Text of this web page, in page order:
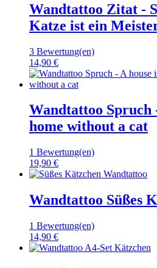
Wandtattoo Zitat -
Katze ist ein
3 Bewertung(en)
14,90 €
Wandtattoo Spruch
home without a cat
1 Bewertung(en)
19,90 €
Wandtattoo Süßes
1 Bewertung(en)
14,90 €